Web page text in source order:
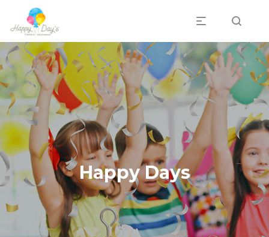
Happy Days